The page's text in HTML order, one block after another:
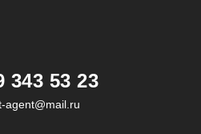
343 53 23
agent@mail.ru